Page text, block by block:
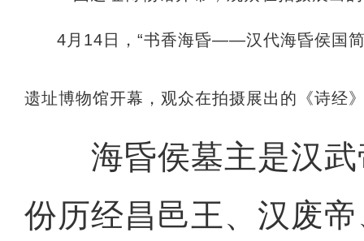
4月14日，“书香海昏——汉代海昏侯国
遗址博物馆开幕，观众在拍摄展出的《诗经
海昏侯墓主是汉武
份历经昌邑王、汉废